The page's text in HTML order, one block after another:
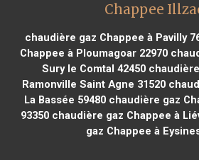
Chappee
chaudière gaz Chappee à Pavilly
Chappee à Ploumagoar 22970
Sury le Comtal 42450chaudière
Ramonville Saint Agne 31520
La Bassée 59480chaudière gaz
93350 chaudière gaz Chappee à
gaz Chappee à